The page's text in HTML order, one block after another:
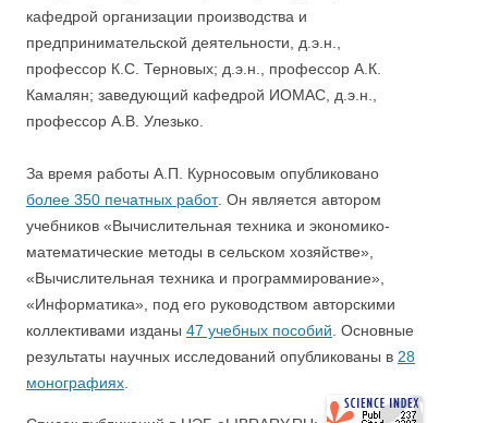
кафедрой организации производства и
предпринимательской деятельности, д.э.н.,
профессор К.С. Терновых; д.э.н., профессор А.К.
Камалян; заведующий кафедрой ИОМАС, д.э.н.,
профессор А.В. Улезько.
За время работы А.П. Курносовым опубликовано
более 350 печатных работ. Он является автором
учебников «Вычислительная техника и экономико-
математические методы в сельском хозяйстве»,
«Вычислительная техника и программирование»,
«Информатика», под его руководством авторскими
коллективами изданы 47 учебных пособий . Основные
результаты научных исследований опубликованы в 28
монографиях